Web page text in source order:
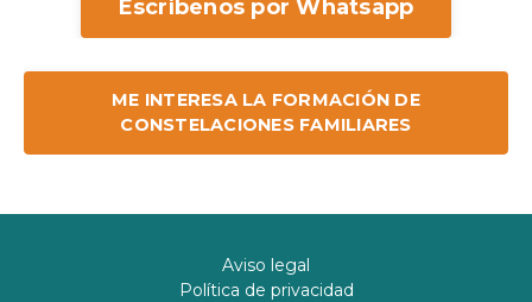
Escríbenos por Whatsapp
ME INTERESA LA FORMACIÓN DE
CONSTELACIONES FAMILIARES
Aviso legal
Política de privacidad